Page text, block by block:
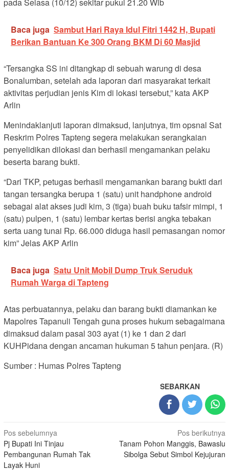
pada Selasa (10/12) sekitar pukul 21.20 Wib
Baca juga Sambut Hari Raya Idul Fitri 1442 H, Bupati
Berikan Bantuan Ke 300 Orang BKM Di 60 Masjid
“Tersangka SS ini ditangkap di sebuah warung di desa
Bonalumban, setelah ada laporan dari masyarakat terkait
aktivitas perjudian jenis Kim di lokasi tersebut,” kata AKP
Arlin
Menindaklanjuti laporan dimaksud, lanjutnya, tim opsnal Sat
Reskrim Polres Tapteng segera melakukan serangkaian
penyelidikan dilokasi dan berhasil mengamankan pelaku
beserta barang bukti.
“Dari TKP, petugas berhasil mengamankan barang bukti dari
tangan tersangka berupa 1 (satu) unit handphone android
sebagai alat akses judi kim, 3 (tiga) buah buku tafsir mimpi, 1
(satu) pulpen, 1 (satu) lembar kertas berisi angka tebakan
serta uang tunai Rp. 66.000 diduga hasil pemasangan nomor
kim” Jelas AKP Arlin
Baca juga Satu Unit Mobil Dump Truk Seruduk
Rumah Warga di Tapteng
Atas perbuatannya, pelaku dan barang bukti diamankan ke
Mapolres Tapanuli Tengah guna proses hukum sebagaimana
dimaksud dalam pasal 303 ayat (1) ke 1 dan 2 dari
KUHPidana dengan ancaman hukuman 5 tahun penjara. (R)
Sumber : Humas Polres Tapteng
SEBARKAN
Navigasi
pos
Pos sebelumnya
Pj Bupati Ini Tinjau
Pembangunan Rumah Tak
Layak Huni
Pos berikutnya
Tanam Pohon Manggis, Bawaslu
Sibolga Sebut Simbol Kejujuran